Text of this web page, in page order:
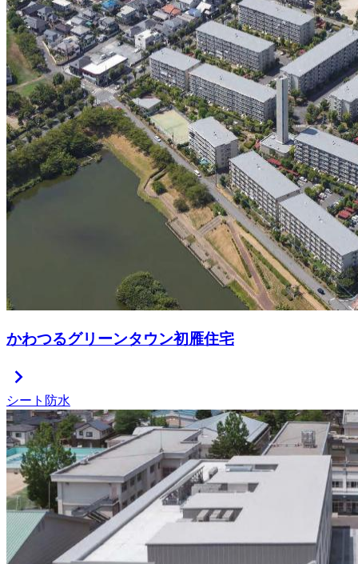
かわつるグリーンタウン初雁住宅
chevron_right
シート防水